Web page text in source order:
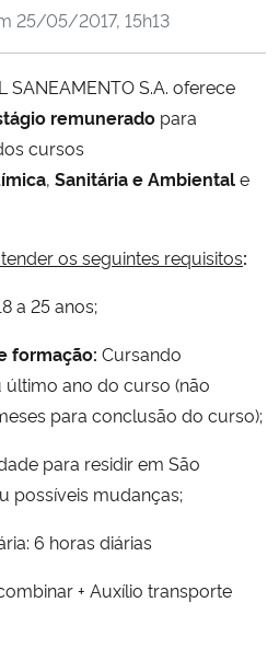
e Comunicações
25/05/2017, 15h13
SANEAMENTO S.A. oferece
remunerado para
cursos
, Sanitária e Ambientale
os seguintes requisitos:
a 25 anos;
formação: Cursando
ano do curso (não
para conclusão do curso);
para residir em São
possíveis mudanças;
6 horas diárias
+ Auxílio transporte